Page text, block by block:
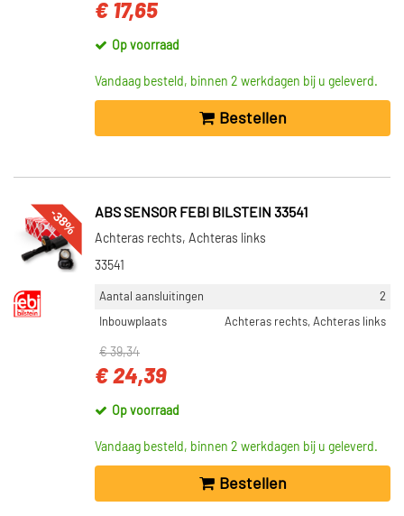
€ 17,65
Op voorraad
Vandaag besteld, binnen 2 werkdagen bij u geleverd.
Bestellen
-38% ABS SENSOR FEBI BILSTEIN 33541
Achteras rechts, Achteras links
33541
Aantal aansluitingen
2
Inbouwplaats
Achteras rechts, Achteras links
€ 39,34
€ 24,39
Op voorraad
Vandaag besteld, binnen 2 werkdagen bij u geleverd.
Bestellen